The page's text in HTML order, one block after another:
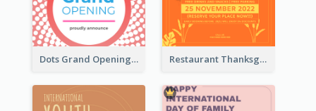
Dots Grand Opening Flyers Restaurant Thanksgiving Promote Flyers